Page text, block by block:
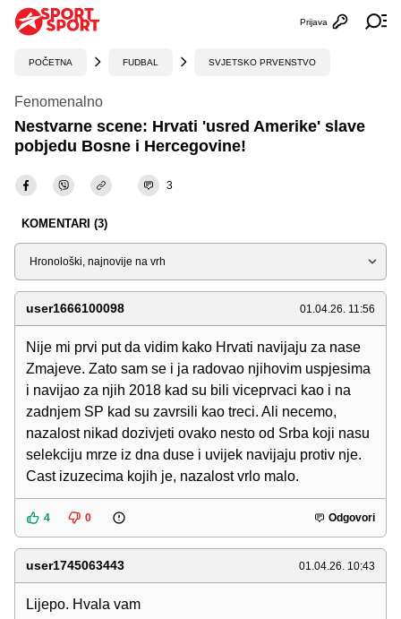
Otvori
Prijava
POČETNA FUDBAL SVJETSKO PRVENSTVO
Fenomenalno
Nestvarne scene: Hrvati 'usred Amerike' slave
pobjedu Bosne i Hercegovine!
3
KOMENTARI (3)
Sortiraj
user1666100098 01.04.26. 11:56
Nije mi prvi put da vidim kako Hrvati navijaju za nase
Zmajeve. Zato sam se i ja radovao njihovim uspjesima
i navijao za njih 2018 kad su bili viceprvaci kao i na
zadnjem SP kad su zavrsili kao treci. Ali necemo,
nazalost nikad dozivjeti ovako nesto od Srba koji nasu
selekciju mrze iz dna duse i uvijek navijaju protiv nje.
Cast izuzecima kojih je, nazalost vrlo malo.
4 0 Odgovori
user1745063443 01.04.26. 10:43
Lijepo. Hvala vam